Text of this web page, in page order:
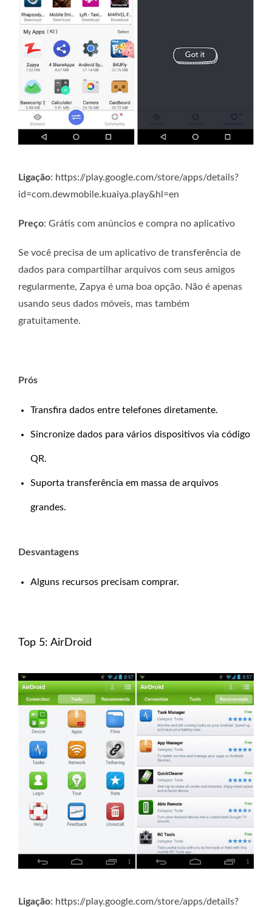
Ligação: https://play.google.com/store/apps/details?
id=com.dewmobile.kuaiya.play&hl=en
Preço: Grátis com anúncios e compra no aplicativo
Se você precisa de um aplicativo de transferência de
dados para compartilhar arquivos com seus amigos
regularmente, Zapya é uma boa opção. Não é apenas
usando seus dados móveis, mas também
gratuitamente.
Prós
Transfira dados entre telefones diretamente.
Sincronize dados para vários dispositivos via código
QR.
Suporta transferência em massa de arquivos
grandes.
Desvantagens
Alguns recursos precisam comprar.
Top 5: AirDroid
Ligação: https://play.google.com/store/apps/details?